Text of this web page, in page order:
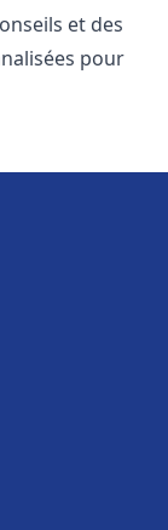
et des
pour